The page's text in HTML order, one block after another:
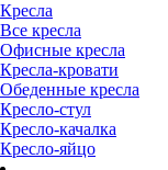
Кресла
Все кресла
Офисные кресла
Кресла-кровати
Обеденные кресла
Кресло-стул
Кресло-качалка
Кресло-яйцо